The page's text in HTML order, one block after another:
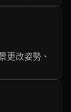
更改姿勢、